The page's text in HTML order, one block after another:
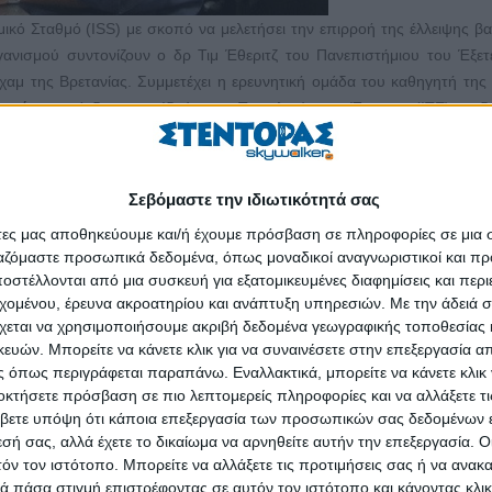
Σεβόμαστε την ιδιωτικότητά σας
μας αποθηκεύουμε και/ή έχουμε πρόσβαση σε πληροφορίες σε
προσωπικά δεδομένα, όπως μοναδικοί αναγνωριστικοί και
από μια συσκευή για εξατομικευμένες διαφημίσεις και
έρευνα ακροατηρίου και ανάπτυξη υπηρεσιών. Με την άδειά
να χρησιμοποιήσουμε ακριβή δεδομένα γεωγραφικής τοποθεσίας
Μπορείτε να κάνετε κλικ για να συναινέσετε στην επεξεργασία
περιγράφεται παραπάνω. Εναλλακτικά, μπορείτε να κάνετε κλικ
πρόσβαση σε πιο λεπτομερείς πληροφορίες και να αλλάξετε
υπόψη ότι κάποια επεξεργασία των προσωπικών σας δεδομένων
σας, αλλά έχετε το δικαίωμα να αρνηθείτε αυτήν την επεξεργασία.
τον ιστότοπο. Μπορείτε να αλλάξετε τις προτιμήσεις σας ή να
στιγμή επιστρέφοντας σε αυτόν τον ιστότοπο και κάνοντας
Σταθμό (ISS) με σκοπό να μελετήσει την επιρροή της έλλειψης
συντονίζουν ο δρ Τιμ Έθεριτζ του Πανεπιστήμιου του
της Βρετανίας. Συμμετέχει η ερευνητική ομάδα του καθηγητή της
, πρόεδρου του Ιδρύματος Τεχνολογίας και Έρευνας (ΙΤΕ) και
καθώς και επιστήμονες από την Ιαπωνία, τις ΗΠΑ και τη Νότια
και τα κύτταρα ενός οργανισμού μετά από παρατεταμένη
στη μυϊκή και νευρωνική μορφολογία και λειτουργία; Ποιοι
στους αστροναύτες; Ποια επίδραση έχουν οι συνθήκες έλλειψης
Σταθμό έχει ήδη γίνει με προγραμματισμένη εκτόξευση από το
του νηματώδους σκώληκα Caenorhabditis elegans ταξίδεψαν
στο Διάστημα μέχρι την αναπαραγωγή τους. Οι ανθεκτικές
θα ξεκινήσει το ταξίδι της επιστροφής τους στη Γη,
υποστεί στο μεταξύ το νευρικό και μυϊκό τους σύστημα.
οργανισμό θα δώσει σημαντικές απαντήσεις σε χρόνια